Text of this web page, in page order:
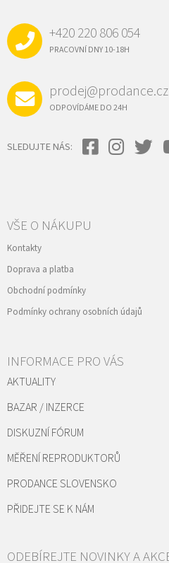
+420 220 806 054
PRACOVNÍ DNY 10-18H
prodej@prodance.cz
ODPOVÍDÁME DO 24H
SLEDUJTE NÁS:
VŠE O NÁKUPU
Kontakty
Doprava a platba
Obchodní podmínky
Podmínky ochrany osobních údajů
INFORMACE PRO VÁS
AKTUALITY
BAZAR / INZERCE
DISKUZNÍ FÓRUM
MĚŘENÍ REPRODUKTORŮ
PRODANCE SLOVENSKO
PŘIDEJTE SE K NÁM